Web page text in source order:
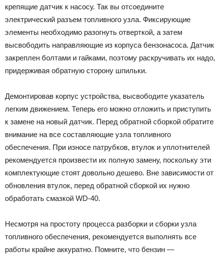
крепящие датчик к насосу. Так вы отсоедините
электрический разъем топливного узла. Фиксирующие
элементы необходимо разогнуть отверткой, а затем
высвободить направляющие из корпуса бензонасоса. Датчик
закреплен болтами и гайками, поэтому раскручивать их надо,
придерживая обратную сторону шпильки.
Демонтировав корпус устройства, высвободите указатель
легким движением. Теперь его можно отложить и приступить
к замене на новый датчик. Перед обратной сборкой обратите
внимание на все составляющие узла топливного
обеспечения. При износе патрубков, втулок и уплотнителей
рекомендуется произвести их полную замену, поскольку эти
комплектующие стоят довольно дешево. Вне зависимости от
обновления втулок, перед обратной сборкой их нужно
обработать смазкой WD-40.
Несмотря на простоту процесса разборки и сборки узла
топливного обеспечения, рекомендуется выполнять все
работы крайне аккуратно. Помните, что бензин —